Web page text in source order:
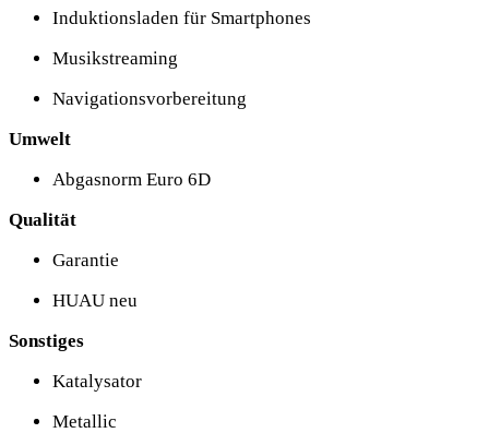
Induktionsladen für Smartphones
Musikstreaming
Navigationsvorbereitung
Umwelt
Abgasnorm Euro 6D
Qualität
Garantie
HUAU neu
Sonstiges
Katalysator
Metallic